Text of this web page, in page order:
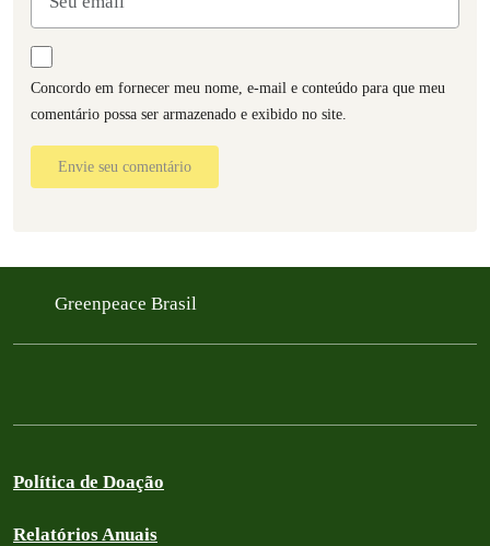
Concordo em fornecer meu nome, e-mail e conteúdo para que meu
comentário possa ser armazenado e exibido no site.
Envie seu comentário
Greenpeace Brasil
Política de Doação
Relatórios Anuais